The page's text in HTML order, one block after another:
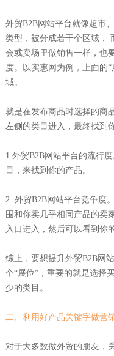
外贸B2B网站平台就像超市
类型，被分成若干个区域，
会或卖场里做销售一样，也
度。以实惠网为例，上面的
域。
就是在发布商品时选择的商
左侧的类目进入，最终找到
1.外贸B2B网站平台的流行
目，来找到你的产品。
2. 外贸B2B网站平台竞争度
围和你卖几乎相同产品的卖
入口进入，然后可以看到你
综上，要想提升外贸B2B网
个“展位”，重要的就是选择
少的类目。
二、利用好产品关键字做营
对于大多数做外贸的朋友，